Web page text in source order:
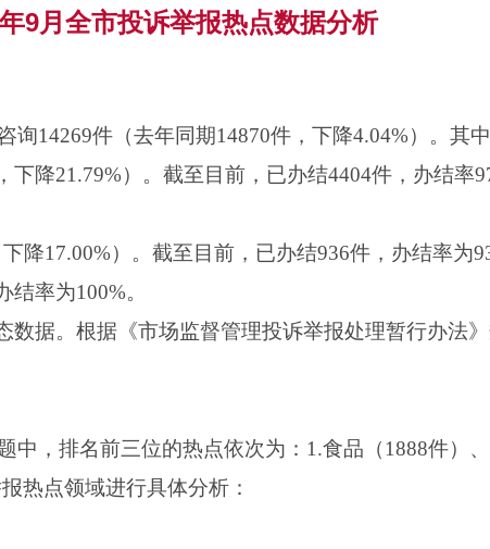
9月全市投诉举报热点数据分析
询14269件（去年同期14870件，下降4.04%）。其中
下降21.79%）。截至目前，已办结4404件，办结率
降17.00%）。截至目前，已办结936件，办结率为
率为100%。
数据。根据《市场监督管理投诉举报处理暂行办法
中，排名前三位的热点依次为：1.食品（1888件）、
热点领域进行具体分析：